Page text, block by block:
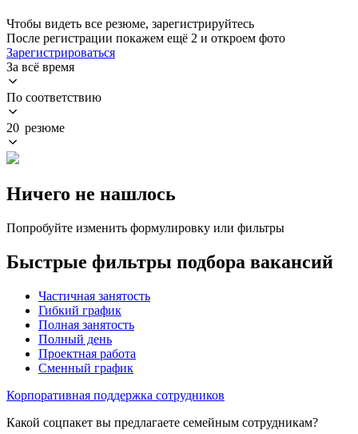
Чтобы видеть все резюме, зарегистрируйтесь
После регистрации покажем ещё 2 и откроем фото
Зарегистрироваться
За всё время
По соответствию
20 резюме
Ничего не нашлось
Попробуйте изменить формулировку или фильтры
Быстрые фильтры подбора вакансий
Частичная занятость
Гибкий график
Полная занятость
Полный день
Проектная работа
Сменный график
Корпоративная поддержка сотрудников
Какой соцпакет вы предлагаете семейным сотрудникам?